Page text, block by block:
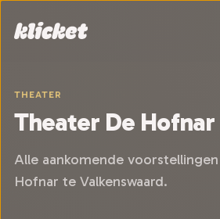
THEATER
Theater De Hofnar
Alle aankomende
Hofnar te Valkenswaard.